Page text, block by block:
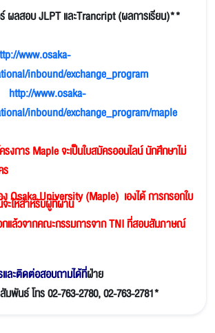
ผลสอบ JLPT และTrancript (ผลการเรียน)**
www.osaka-
inbound/exchange_program
http://www.osaka-
inbound/exchange_program/maple
รงการ Mapleจะเป็นใบสมัครออนไลน์นักศึกษาไม่
ร
OsakaUniversity (Maple) เองได้การกรอกใบ
ะให้สำหรับผู้ที่ผ่าน
กแล้วจากคณะกรรมการจาก TNI ที่สอบสัมภาษณ์
ละติดต่อสอบถามได้ที่ฝ่าย
มพันธ์ โทร 02-763-2780, 02-763-2781*